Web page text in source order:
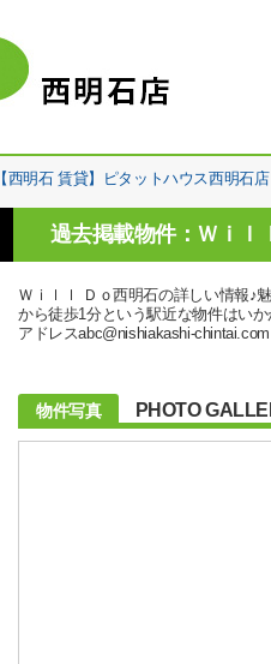
【西明石 賃貸】ピタットハウス西明石店
過去掲載物件：Ｗｉｌ
Ｗｉｌｌ Ｄｏ西明石の詳しい情報♪
から徒歩1分という駅近な物件はい
アドレスabc@nishiakashi-
物件写真 PHOTO